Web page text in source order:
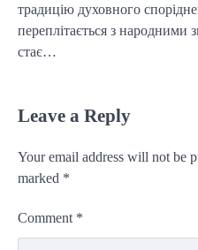
традицію духовного
переплітається з народними
стає…
Leave a Reply
Your email address will not be
marked *
Comment *